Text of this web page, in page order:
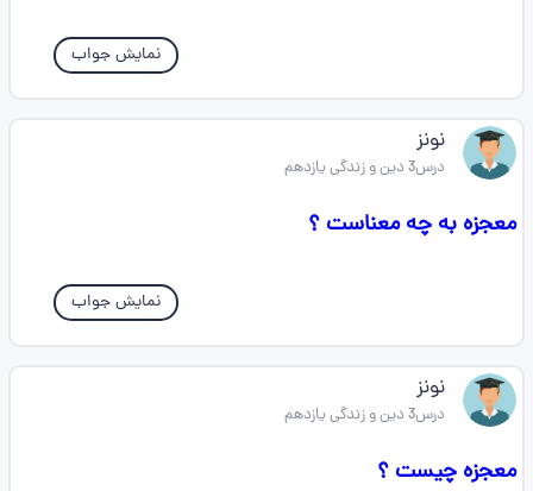
نمایش جواب
نونز
درس3 دین و زندگی یازدهم
معجزه به چه معناست ؟
نمایش جواب
نونز
درس3 دین و زندگی یازدهم
معجزه چیست ؟